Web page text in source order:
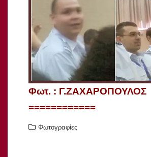
Φωτ. : Γ.ΖΑΧΑΡΟΠΟΥΛΟΣ
============
Φωτογραφίες